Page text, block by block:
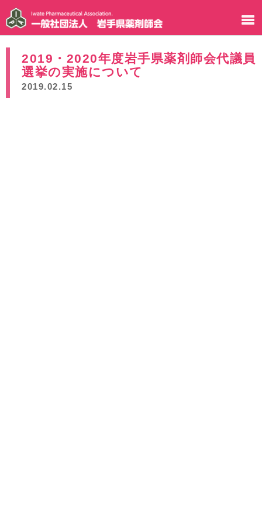
2019・2020年度岩手県薬剤師会代議員
選挙の実施について
2019.02.15